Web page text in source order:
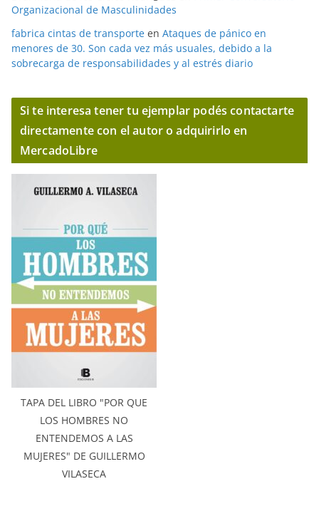
Organizacional de Masculinidades
fabrica cintas de transporte en Ataques de pánico en
menores de 30. Son cada vez más usuales, debido a la
sobrecarga de responsabilidades y al estrés diario
Si te interesa tener tu ejemplar podés contactarte
directamente con el autor o adquirirlo en
MercadoLibre
TAPA DEL LIBRO "POR QUE
LOS HOMBRES NO
ENTENDEMOS A LAS
MUJERES" DE GUILLERMO
VILASECA